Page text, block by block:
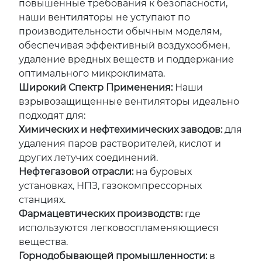
повышенные требования к безопасности,
наши вентиляторы не уступают по
производительности обычным моделям,
обеспечивая эффективный воздухообмен,
удаление вредных веществ и поддержание
оптимального микроклимата.
Широкий Спектр Применения:Наши
взрывозащищенные вентиляторы идеально
подходят для:
Химических и нефтехимических заводов:для
удаления паров растворителей, кислот и
других летучих соединений.
Нефтегазовой отрасли:на буровых
установках, НПЗ, газокомпрессорных
станциях.
Фармацевтических производств:где
используются легковоспламеняющиеся
вещества.
Горнодобывающей промышленности:в